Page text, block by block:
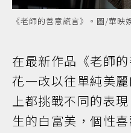
《老師的善意謊言》。圖/華映
在最新作品《老師
花一改以往單純美
上都挑戰不同的表
生的白富美，個性